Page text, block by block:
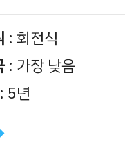
: 회전식
: 가장 낮음
5년